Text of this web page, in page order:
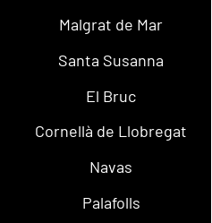
Malgrat de Mar
Santa Susanna
El Bruc
Cornellà de Llobregat
Navas
Palafolls